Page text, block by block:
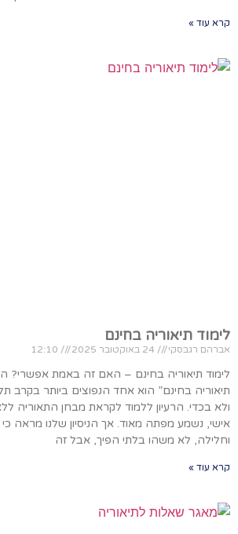
קרא עוד »
לימוד תיאוריה בחינם
אברהם רגבסקי
לימוד תיאוריה בחינם – האם זה באמת אפשרי?
תיאוריה בחינם” הוא אחד הנפוצים ביותר בקרב
ולא בכדי. הרעיון ללמוד לקראת מבחן התאוריה
אישי, נשמע מפתה מאוד. אך הניסיון שלנו מראה כי
וחלילה, לא משהו בלתי הפיך, אבל זה
קרא עוד »